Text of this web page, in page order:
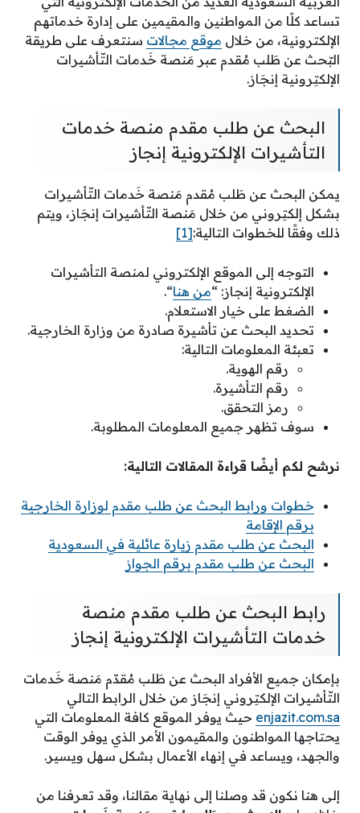
تساعد كلًا من المواطنين والمقيمين على إدارة خدماتهم
الإلكترونية، من خلال موقع مجالات سنتعرف على طريقة
البّحث عن طَلب مُقدم عبر مَنصة خَدمات التّأشيرات
الإلكتِرونية إنجَاز.
البحث عن طلب مقدم منصة خدمات
التأشيرات الإلكترونية إنجاز
يمكن البحث عن طَلب مُقدم مَنصة خَدمات التّأشيرات
بشكل إلكتِروني من خلال مَنصة التّأشيرات إنجَاز، ويتم
ذلك وفقًا للخطوات التالية:[1]
التوجه إلى الموقع الإلكتروني لمنصة التأشيرات
الإلكترونية إنجاز: “من هنا“.
الضغط على خيار الاستعلام.
تحديد البحث عن تأشيرة صادرة من وزارة الخارجية.
تعبئة المعلومات التالية:
رقم الهوية.
رقم التأشيرة.
رمز التحقق.
سوف تظهر جميع المعلومات المطلوبة.
نرشح لكم أيضًا قراءة المقالات التالية:
خطوات ورابط البحث عن طلب مقدم لوزارة الخارجية
برقم الإقامة
البحث عن طلب مقدم زيارة عائلية في السعودية
البحث عن طلب مقدم برقم الجواز
رابط البحث عن طلب مقدم منصة
خدمات التأشيرات الإلكترونية إنجاز
بإمكان جميع الأفراد البحث عن طَلب مُقدّم مَنصة خَدمات
التّأشيرات الإلكتِروني إنجَاز من خلال الرابط التالي
enjazit.com.sa حيث يوفر الموقع كافة المعلومات التي
يحتاجها المواطنون والمقيمون الأمر الذي يوفر الوقت
والجهد، ويساعد في إنهاء الأعمال بشكل سهل ويسير.
إلى هنا نكون قد وصلنا إلى نهاية مقالنا، وقد تعرفنا من